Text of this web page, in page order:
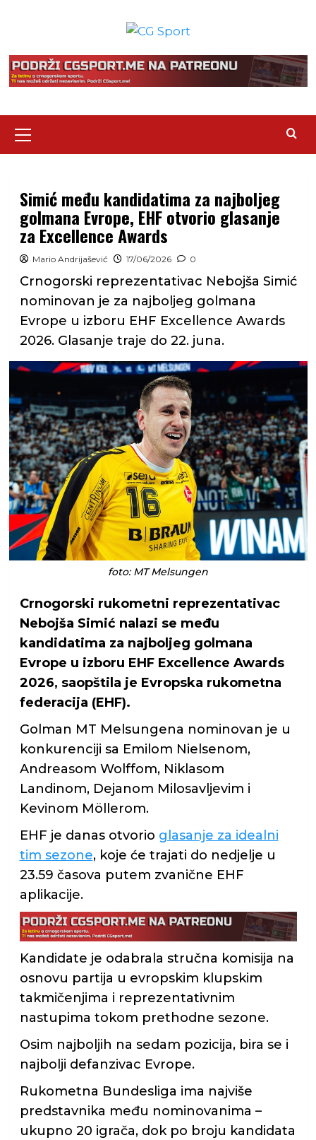
Menu
Simić među kandidatima za najboljeg
golmana Evrope, EHF otvorio glasanje
za Excellence Awards
Mario Andrijašević 17/06/2026 0
Crnogorski reprezentativac Nebojša Simić
nominovan je za najboljeg golmana
Evrope u izboru EHF Excellence Awards
2026. Glasanje traje do 22. juna.
foto: MT Melsungen
Crnogorski rukometni reprezentativac
Nebojša Simić nalazi se među
kandidatima za najboljeg golmana
Evrope u izboru EHF Excellence Awards
2026, saopštila je Evropska rukometna
federacija (EHF).
Golman MT Melsungena nominovan je u
konkurenciji sa Emilom Nielsenom,
Andreasom Wolffom, Niklasom
Landinom, Dejanom Milosavljevim i
Kevinom Möllerom.
EHF je danas otvorio glasanje za idealni
tim sezone, koje će trajati do nedjelje u
23.59 časova putem zvanične EHF
aplikacije.
Kandidate je odabrala stručna komisija na
osnovu partija u evropskim klupskim
takmičenjima i reprezentativnim
nastupima tokom prethodne sezone.
Osim najboljih na sedam pozicija, bira se i
najbolji defanzivac Evrope.
Rukometna Bundesliga ima najviše
predstavnika među nominovanima –
ukupno 20 igrača, dok po broju kandidata